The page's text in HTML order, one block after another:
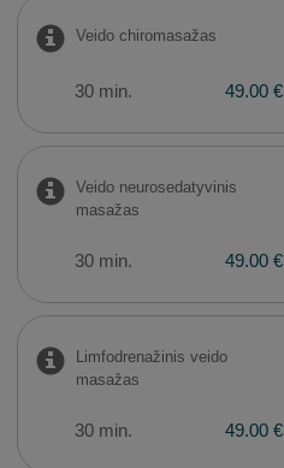
Veido chiromasažas
30 min. 49.00 €
Veido neurosedatyvinis
masažas
30 min. 49.00 €
Limfodrenažinis veido
masažas
30 min. 49.00 €